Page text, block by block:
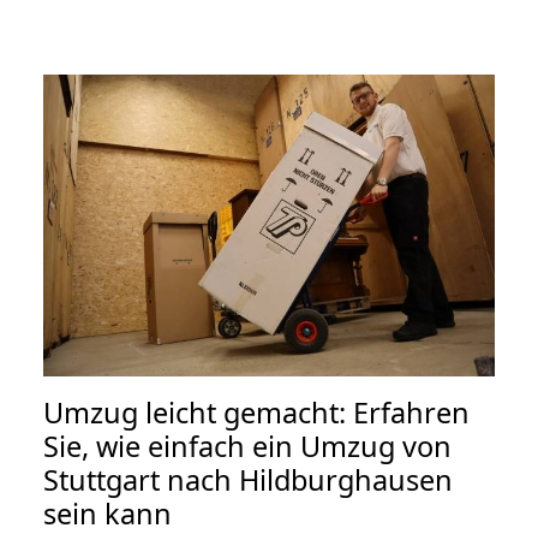
Umzug leicht gemacht: Erfahren
Sie, wie einfach ein Umzug von
Stuttgart nach Hildburghausen
sein kann